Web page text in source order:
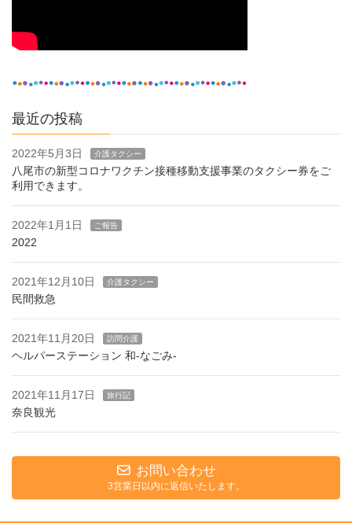
最近の投稿
2022年5月3日 介護タクシー
八尾市の新型コロナワクチン接種移動支援事業のタクシー券をご
利用できます。
2022年1月1日 ご報告
2022
2021年12月10日 介護タクシー
民間救急
2021年11月20日 訪問介護
ヘルパーステーション 和-なごみ-
2021年11月17日 旅行記
奈良観光
お問い合わせ
3営業日以内に返信いたします。